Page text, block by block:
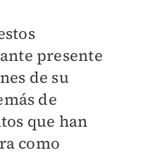
presente
de su
de
que han
como